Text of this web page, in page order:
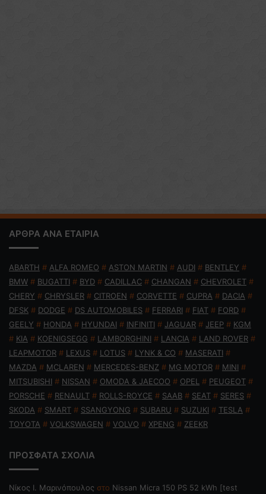
ΑΡΘΡΑ ΑΝΑ ΕΤΑΙΡΙΑ
ABARTH # ALFA ROMEO # ASTON MARTIN # AUDI # BENTLEY #
BMW # BUGATTI # BYD # CADILLAC # CHANGAN # CHEVROLET #
CHERY # CHRYSLER # CITROEN # CORVETTE # CUPRA # DACIA #
DFSK # DODGE # DS AUTOMOBILES # FERRARI # FIAT # FORD #
GEELY # HONDA # HYUNDAI # INFINITI # JAGUAR # JEEP # KGM
# KIA # KOENIGSEGG # LAMBORGHINI # LANCIA # LAND ROVER #
LEAPMOTOR # LEXUS # LOTUS # LYNK & CO # MASERATI #
MAZDA # MCLAREN # MERCEDES-BENZ # MG MOTOR # MINI #
MITSUBISHI # NISSAN # OMODA & JAECOO # OPEL # PEUGEOT #
PORSCHE # RENAULT # ROLLS-ROYCE # SAAB # SEAT # SERES #
SKODA # SMART # SSANGYONG # SUBARU # SUZUKI # TESLA #
TOYOTA # VOLKSWAGEN # VOLVO # XPENG # ZEEKR
ΠΡΟΣΦΑΤΑ ΣΧΟΛΙΑ
Nίκος Ι. Mαρινόπουλος στο Nissan Micra 150 PS 52 kWh [test